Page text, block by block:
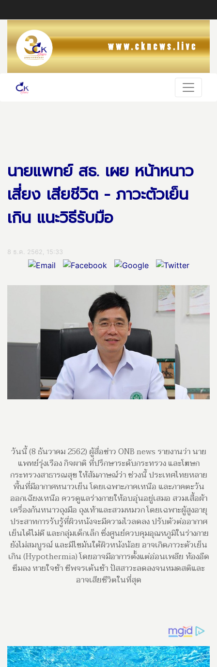
นายแพทย์ สธ. เผย หน้าหนาว
เสี่ยง เสียชีวิต - ภาวะตัวเย็น
เกิน แนะวิธีรับมือ
8 ธ.ค. 2562, 15:33
วันนี้ (8 ธันวาคม 2562) ผู้สื่อข่าว ONB news รายงานว่า นาย
แพทย์รุ่งเรือง กิจผาติ ที่ปรึกษาระดับกระทรวง และโฆษก
กระทรวงสาธารณสุข ให้สัมภาษณ์ว่า ช่วงนี้ ประเทศไทยหลาย
พื้นที่มีอากาศหนาวเย็น โดยเฉพาะภาคเหนือ และภาคตะวัน
ออกเฉียงเหนือ ควรดูแลร่างกายให้อบอุ่นอยู่เสมอ สวมเสื้อผ้า
เครื่องกันหนาวถุงมือ ถุงเท้าและสวมหมวก โดยเฉพาะผู้สูงอายุ
ประสาทการรับรู้ที่ผิวหนังจะมีความไวลดลง ปรับตัวต่ออากาศ
เย็นได้ไม่ดี และกลุ่มเด็กเล็ก ซึ่งศูนย์ควบคุมอุณหภูมิในร่างกาย
ยังไม่สมบูรณ์ และมีไขมันใต้ผิวหนังน้อย อาจเกิดภาวะตัวเย็น
เกิน (Hypothermia) โดยอาจมีอาการตั้งแต่อ่อนเพลีย ท้องอืด
ซึมลง หายใจช้า ชีพจรเต้นช้า ปัสสาวะลดลงจนหมดสติและ
อาจเสียชีวิตในที่สุด